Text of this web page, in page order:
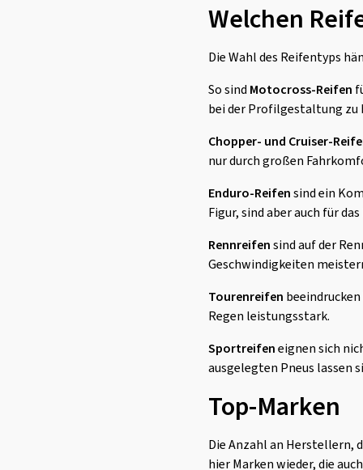
Welchen
Die Wahl des Reifentyps
So sind Motocross-Reifen
bei der Profilgestaltung zu
Chopper- und Cruiser-
nur durch großen
Enduro-Reifensind ein
Figur, sind aber auch für
Rennreifensind auf der
Geschwindigkeiten
Tourenreifen
Regen leistungsstark.
Sportreifeneignen sich
ausgelegten Pneus lassen
Top-Marken
Die Anzahl an Herstellern,
hier Marken wieder, die